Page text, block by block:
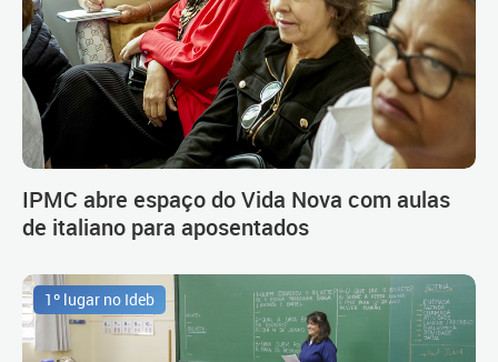
IPMC abre espaço do Vida Nova com aulas
de italiano para aposentados
1º lugar no Ideb